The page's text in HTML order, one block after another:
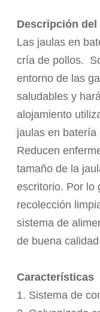
Descripción
Las jaulas en
cría de pollos.
entorno de las
saludables y
alojamiento
jaulas en
Reducen
tamaño de la
escritorio. Por lo
recolección
sistema de
de buena
Características
1. Sistema de